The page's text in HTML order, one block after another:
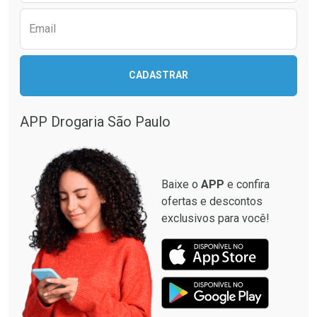
Email
CADASTRAR
APP Drogaria São Paulo
Baixe o APP e confira
ofertas e descontos
exclusivos para você!